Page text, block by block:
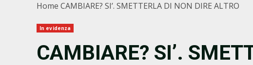
Home CAMBIARE? SI’. SMETTERLA DI NON DIRE ALTRO
In evidenza
CAMBIARE? SI’.